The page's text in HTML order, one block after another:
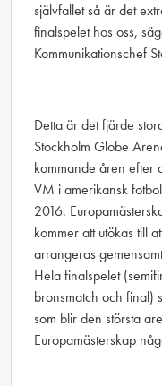
självfallet så är det
finalspelet hos oss,
Kommunikationschef
Detta är det fjärde
Stockholm Globe
kommande åren efter
VM i amerikansk
2016.
kommer att utökas till
arrangeras
Hela finalspelet
bronsmatch och final)
som blir den största
Europamästerskap